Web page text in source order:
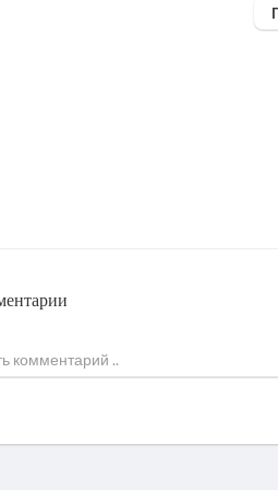
vk.com/avtodeloinstrument
WhatsApp
подписчикам канала партнёры